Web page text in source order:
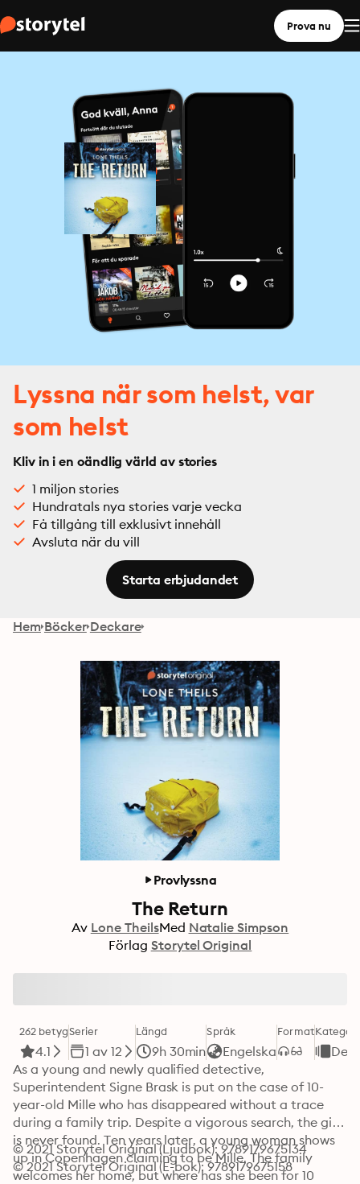
Prova nu
Lyssna när som helst, var
som helst
Kliv in i en oändlig värld av stories
1 miljon stories
Hundratals nya stories varje vecka
Få tillgång till exklusivt innehåll
Avsluta när du vill
Starta erbjudandet
Hem Böcker Deckare
Provlyssna
The Return
Av Lone TheilsMed Natalie Simpson
Förlag Storytel Original
262 betyg
4.1
Serier
1 av 12
Längd
9h 30min
Språk
Engelska
FormatKategori
As a young and newly qualified detective,
Superintendent Signe Brask is put on the case of 10-
year-old Mille who has disappeared without a trace
during a family trip. Despite a vigorous search, the girl
is never found. Ten years later, a young woman shows
up in Copenhagen claiming to be Mille. The family
welcomes her home, but where has she been for 10
© 2021 Storytel Original (Ljudbok): 9789179675134
© 2021 Storytel Original (E-bok): 9789179675158